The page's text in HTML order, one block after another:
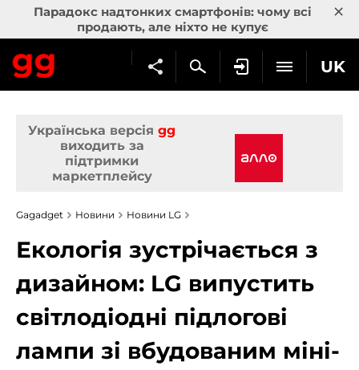
Парадокс надтонких смартфонів: чому всі
продають, але ніхто не купує
×
UK
Українська версія gg
виходить за
підтримки
маркетплейсу
Gagadget Новини Новини LG
Екологія зустрічається з
дизайном: LG випустить
світлодіодні підлогові
лампи зі вбудованим міні-